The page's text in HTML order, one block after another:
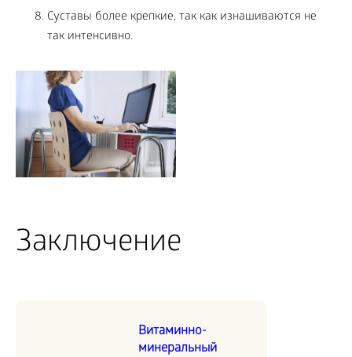
Суставы более крепкие, так как изнашиваются не
так интенсивно.
Заключение
Витаминно-
минеральный